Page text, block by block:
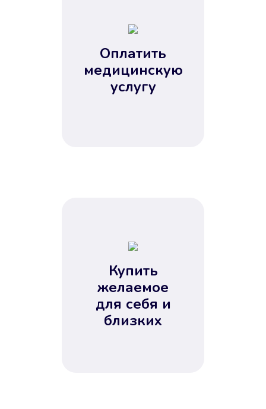
Оплатить
медицинскую
услугу
Купить
желаемое
для себя и
близких